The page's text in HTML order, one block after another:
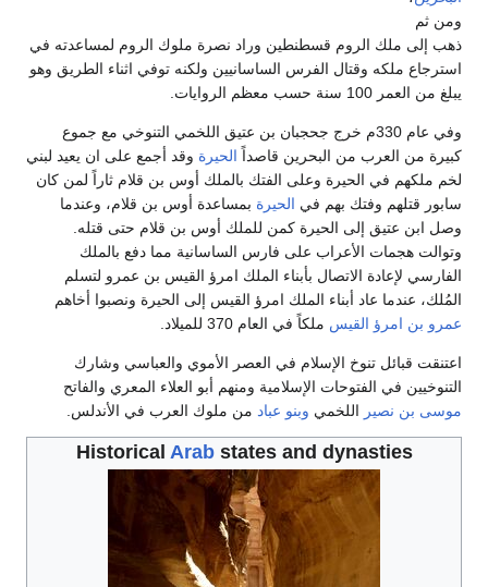
ومن ثم
ذهب إلى ملك الروم قسطنطين وراد نصرة ملوك الروم لمساعدته في
استرجاع ملكه وقتال الفرس الساسانيين ولكنه توفي اثناء الطريق وهو
يبلغ من العمر 100 سنة حسب معظم الروايات.
وفي عام 330م خرج جحجبان بن عتيق اللخمي التنوخي مع جموع
كبيرة من العرب من البحرين قاصداً الحيرة وقد أجمع على ان يعيد لبني
لخم ملكهم في الحيرة وعلى الفتك بالملك أوس بن قلام ثاراً لمن كان
سابور قتلهم وفتك بهم في الحيرة بمساعدة أوس بن قلام، وعندما
وصل ابن عتيق إلى الحيرة كمن للملك أوس بن قلام حتى قتله.
وتوالت هجمات الأعراب على فارس الساسانية مما دفع بالملك
الفارسي لإعادة الاتصال بأبناء الملك امرؤ القيس بن عمرو لتسلم
المُلك، عندما عاد أبناء الملك امرؤ القيس إلى الحيرة ونصبوا أخاهم
عمرو بن امرؤ القيس ملكاً في العام 370 للميلاد.
اعتنقت قبائل تنوخ الإسلام في العصر الأموي والعباسي وشارك
التنوخيين في الفتوحات الإسلامية ومنهم أبو العلاء المعري والفاتح
موسى بن نصير اللخمي وبنو عباد من ملوك العرب في الأندلس.
Historical Arabstates and dynasties